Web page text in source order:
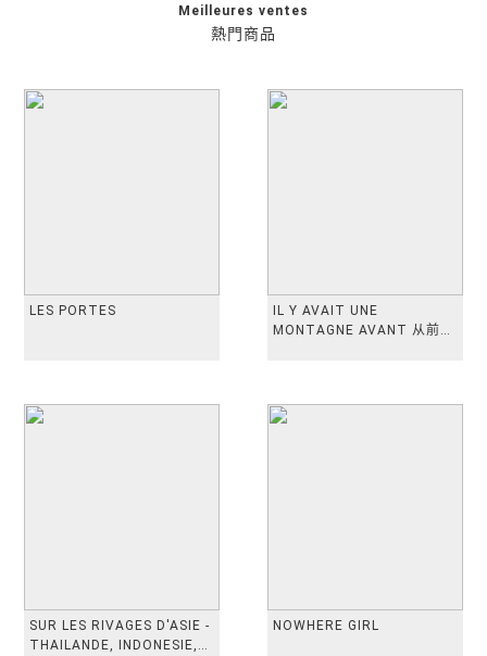
熱門商品
Meilleures ventes
LES PORTES
IL Y AVAIT UNE
MONTAGNE AVANT 从前有
SUR LES RIVAGES D'ASIE -
THAILANDE, INDONESIE,
NOWHERE GIRL